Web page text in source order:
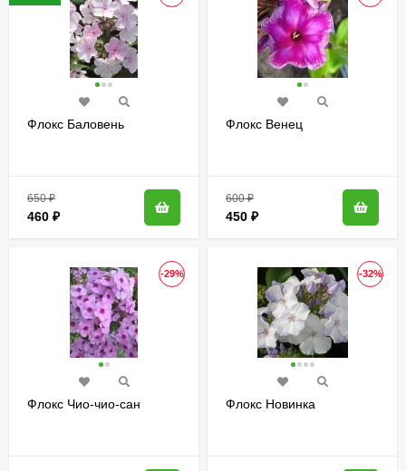
Флокс Баловень
650₽
460 ₽
Флокс Венец
600₽
450 ₽
-29%
Флокс Чио-чио-сан
-32%
Флокс Новинка